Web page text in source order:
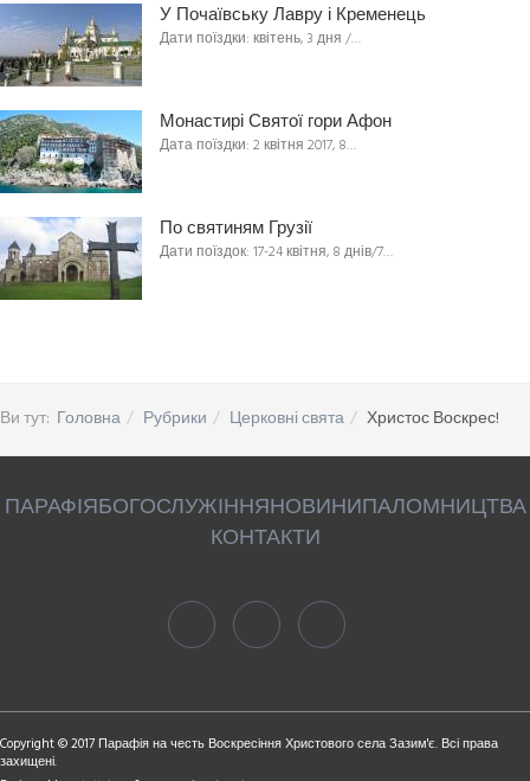
У Почаївську Лавру і Кременець
Дати поїздки: квітень, 3 дня /…
Монастирі Святої гори Афон
Дата поїздки: 2 квітня 2017, 8…
По святиням Грузії
Дати поїздок: 17-24 квітня, 8 днів/7…
Ви тут: Головна Рубрики Церковні свята Христос Воскрес!
ПАРАФІЯБОГОСЛУЖІННЯНОВИНИПАЛОМНИЦТВА
КОНТАКТИ
Copyright © 2017 Парафія на честь Воскресіння Христового села Зазим'є. Всі права
захищені.